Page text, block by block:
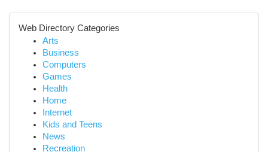
Web Directory Categories
Arts
Business
Computers
Games
Health
Home
Internet
Kids and Teens
News
Recreation